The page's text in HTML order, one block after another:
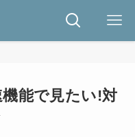
能で見たい!対